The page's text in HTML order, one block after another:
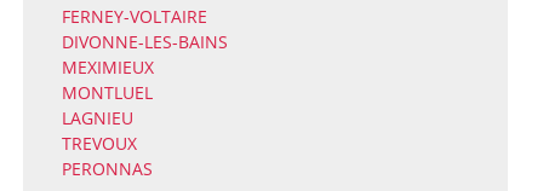
FERNEY-VOLTAIRE
DIVONNE-LES-BAINS
MEXIMIEUX
MONTLUEL
LAGNIEU
TREVOUX
PERONNAS